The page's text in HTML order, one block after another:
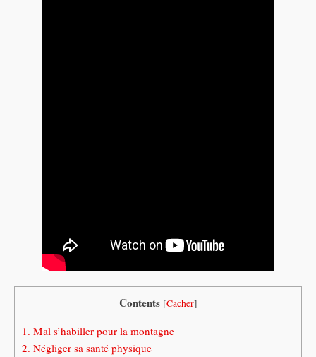
Contents [Cacher]
1. Mal s’habiller pour la montagne
2. Négliger sa santé physique